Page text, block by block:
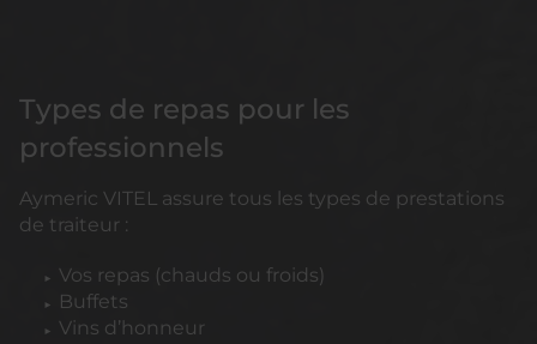
Types de repas pour les
professionnels
Aymeric VITEL assure tous les types de prestations
de traiteur :
Vos repas (chauds ou froids)
Buffets
Vins d’honneur